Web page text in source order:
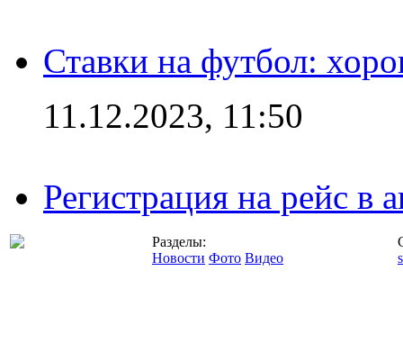
Ставки на футбол:
11.12.2023, 11:50
Регистрация на рейс в
Разделы:
Новости Фото Видео